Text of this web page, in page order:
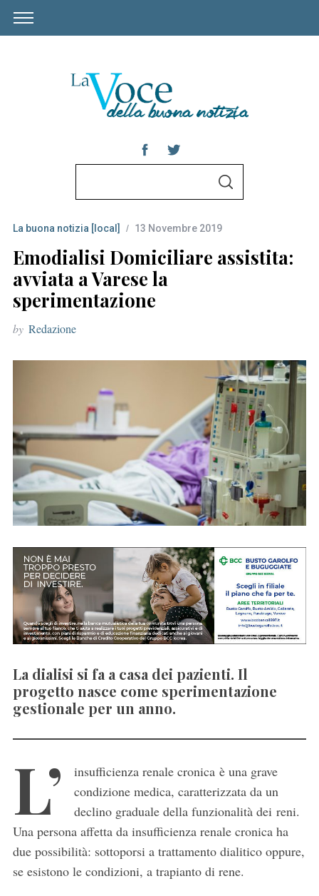
r
c
h
f
o
r
S
La buona notizia [local] 13 Novembre 2019
Emodialisi Domiciliare assistita:
avviata a Varese la
sperimentazione
by Redazione
La dialisi si fa a casa dei pazienti. Il
progetto nasce come sperimentazione
gestionale per un anno.
L’
insufficienza renale cronica è una grave
condizione medica, caratterizzata da un
declino graduale della funzionalità dei reni.
Una persona affetta da insufficienza renale cronica ha
due possibilità: sottoporsi a trattamento dialitico oppure,
se esistono le condizioni, a trapianto di rene.